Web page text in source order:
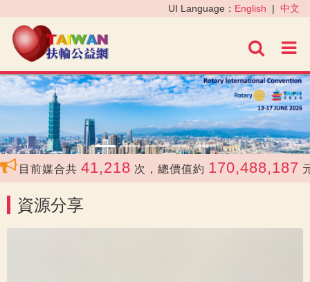
進階
UI Language： English | 中文
‹ ›
目前媒合共 41,218 次，總價值約 170,488,187 元
資源分享